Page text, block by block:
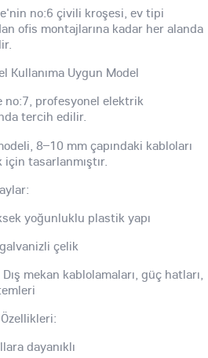
no:6 çivili kroşesi, ev tipi
ofis montajlarına kadar her alanda
Kullanıma Uygun Model
no:7, profesyonel elektrik
tercih edilir.
8–10 mm çapındaki kabloları
tasarlanmıştır.
yoğunluklu plastik yapı
çelik
mekan kablolamaları, güç hatları,
Özellikleri:
dayanıklı